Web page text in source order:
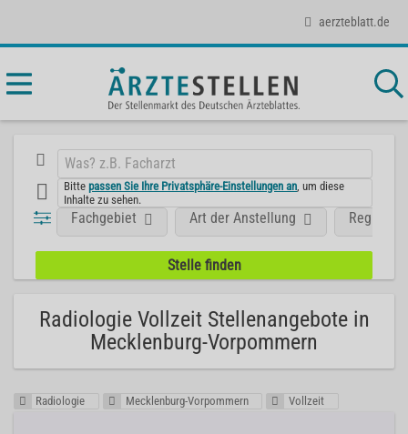
aerzteblatt.de
Bittepassen Sie Ihre Privatsphäre-Einstellungen an , um diese
Inhalte zu sehen.
Fachgebiet Art der Anstellung Region
Radiologie Vollzeit Stellenangebote in
Mecklenburg-Vorpommern
Radiologie Mecklenburg-Vorpommern Vollzeit